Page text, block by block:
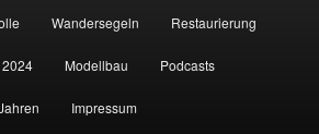
Wandersegeln Restaurierung
Modellbau Podcasts
Impressum